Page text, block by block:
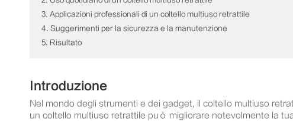
3. Applicazioni professionali di un coltello multiuso retrattile
4. Suggerimenti per la sicurezza e la manutenzione
5. Risultato
Introduzione
Nel mondo degli strumenti e dei gadget, il coltello multiuso
un coltello multiuso retrattile può migliorare notevolmente la